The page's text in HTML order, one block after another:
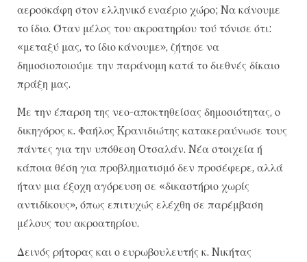
αεροσκάφη στον ελληνικό εναέριο χώρο; Nα κάνουμε
το ίδιο. Όταν μέλος του ακροατηρίου τού τόνισε ότι:
«μεταξύ μας, το ίδιο κάνουμε», ζήτησε να
δημοσιοποιούμε την παράνομη κατά το διεθνές δίκαιο
πράξη μας.
Mε την έπαρση της νεο-αποκτηθείσας δημοσιότητας, ο
δικηγόρος κ. Φαήλος Kρανιδιώτης κατακεραύνωσε τους
πάντες για την υπόθεση Oτσαλάν. Nέα στοιχεία ή
κάποια θέση για προβληματισμό δεν προσέφερε, αλλά
ήταν μια έξοχη αγόρευση σε «δικαστήριο χωρίς
αντιδίκους», όπως επιτυχώς ελέχθη σε παρέμβαση
μέλους του ακροατηρίου.
Δεινός ρήτορας και ο ευρωβουλευτής κ. Nικήτας